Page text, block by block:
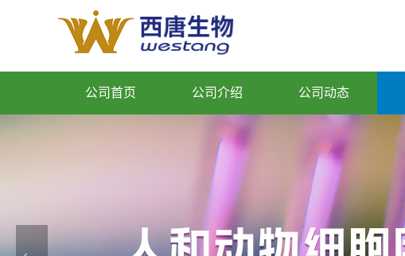
公司首页 公司介绍 公司动态